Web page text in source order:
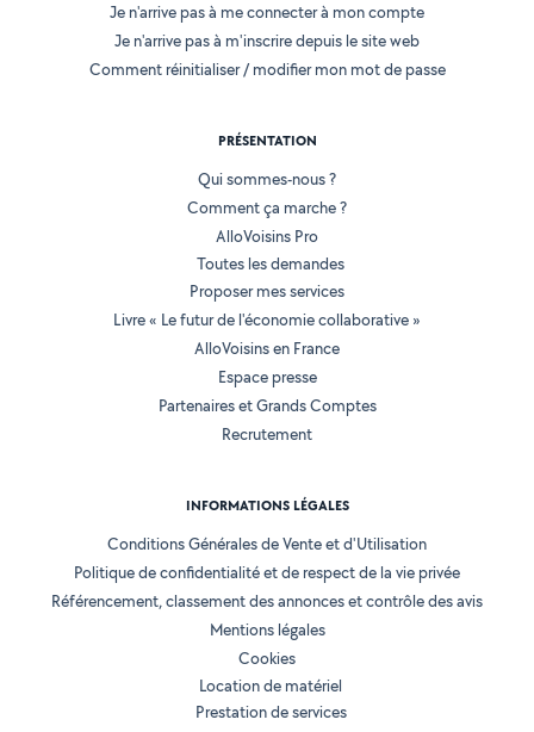
Je n'arrive pas à me connecter à mon compte
Je n'arrive pas à m'inscrire depuis le site web
Comment réinitialiser / modifier mon mot de passe
PRÉSENTATION
Qui sommes-nous ?
Comment ça marche ?
AlloVoisins Pro
Toutes les demandes
Proposer mes services
Livre « Le futur de l'économie collaborative »
AlloVoisins en France
Espace presse
Partenaires et Grands Comptes
Recrutement
INFORMATIONS LÉGALES
Conditions Générales de Vente et d'Utilisation
Politique de confidentialité et de respect de la vie privée
Référencement, classement des annonces et contrôle des avis
Mentions légales
Cookies
Location de matériel
Prestation de services